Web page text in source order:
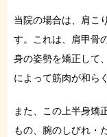
当院の場合は、肩こ
す。これは、肩甲骨
身の姿勢を矯正して
によって筋肉が和ら
また、この上半身矯
もの、腕のしびれ・